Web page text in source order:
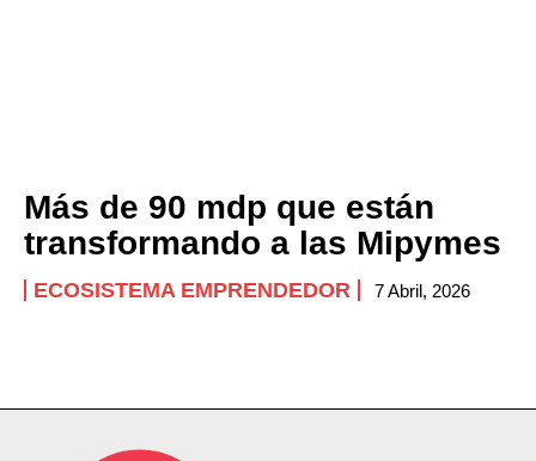
Más de 90 mdp que están
transformando a las Mipymes
ECOSISTEMA EMPRENDEDOR 7 Abril, 2026